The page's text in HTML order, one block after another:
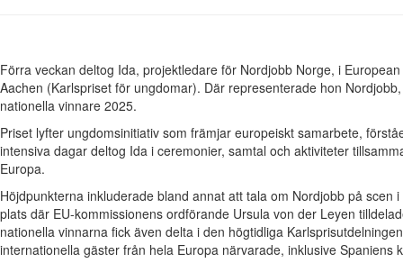
Förra veckan deltog Ida, projektledare för Nordjobb Norge, i
Aachen (Karlspriset för ungdomar). Där representerade hon
nationella vinnare 2025.
Priset lyfter ungdomsinitiativ som främjar europeiskt samarbete,
intensiva dagar deltog Ida i ceremonier, samtal och aktiviteter
Europa.
Höjdpunkterna inkluderade bland annat att tala om Nordjobb på scen
plats där EU-kommissionens ordförande Ursula von der Leyen
nationella vinnarna fick även delta i den högtidliga
internationella gäster från hela Europa närvarade, inklusive Spaniens